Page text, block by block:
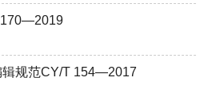
170—2019
辑规范CY/T 154—2017